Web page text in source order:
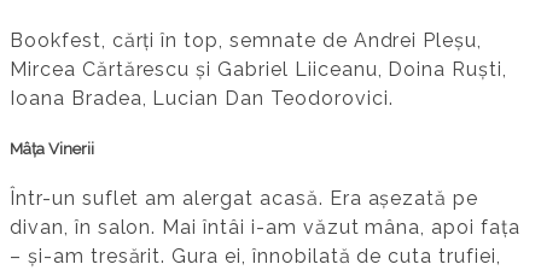
Bookfest, cărți în top, semnate de Andrei Pleșu,
Mircea Cărtărescu și Gabriel Liiceanu, Doina Ruști,
Ioana Bradea, Lucian Dan Teodorovici.
Mâța Vinerii
Într-un suflet am alergat acasă. Era așezată pe
divan, în salon. Mai întâi i-am văzut mâna, apoi fața
– și-am tresărit. Gura ei, înnobilată de cuta trufiei,